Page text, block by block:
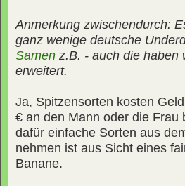
Anmerkung zwischendurch:
ganz wenige deutsche
Samen z.B. - auch die haben
erweitert.
Ja, Spitzensorten kosten
€ an den Mann oder die Frau
dafür einfache Sorten aus
nehmen ist aus Sicht eines
Banane.